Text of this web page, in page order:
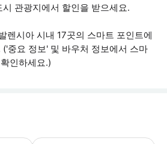
관광지에서 할인을 받으세요.
렌시아 시내 17곳의 스마트 포인트에
중요 정보' 및 바우처 정보에서 스마
인하세요.)
• 만 0~6세 어린이는 대중교통을 무